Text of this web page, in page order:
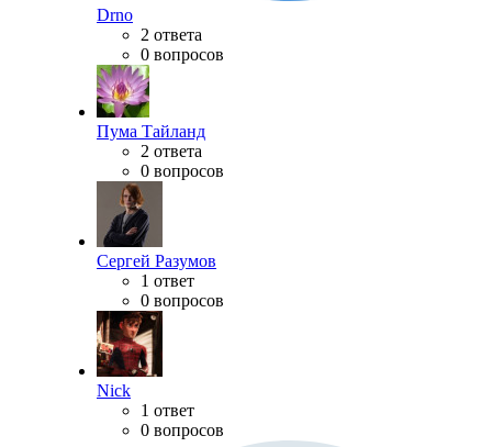
Drno
2 ответа
0 вопросов
Пума Тайланд
2 ответа
0 вопросов
Сергей Разумов
1 ответ
0 вопросов
Nick
1 ответ
0 вопросов